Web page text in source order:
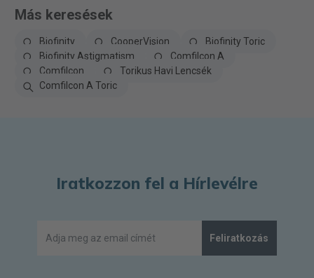
Más keresések
Biofinity CooperVision
Biofinity Toric
Biofinity Astigmatism
Comfilcon A
Comfilcon
Torikus Havi Lencsék
Comfilcon A Toric
Iratkozzon fel a Hírlevélre
Feliratkozás